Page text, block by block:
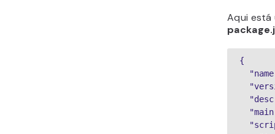
Aqui está
{